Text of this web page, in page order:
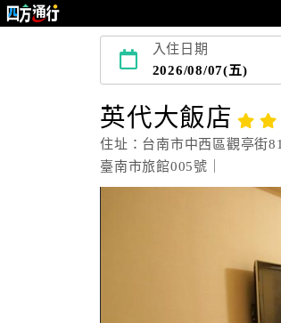
入住日期
2026/08/07(五)
英代大飯店
住址：台南市中西區觀亭街
臺南市旅館005號｜